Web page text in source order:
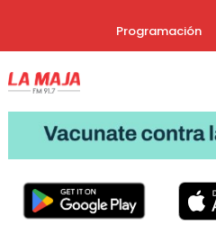
Programación
Radio La Maja